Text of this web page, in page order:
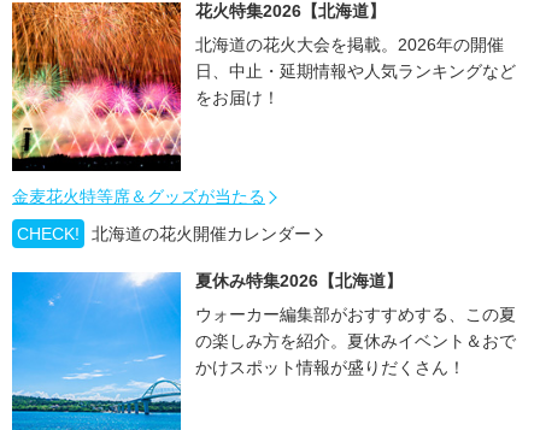
花火特集2026【北海道】
北海道の花火大会を掲載。2026年の開催
日、中止・延期情報や人気ランキングなど
をお届け！
金麦花火特等席＆グッズが当たる
CHECK!
北海道の花火開催カレンダー
夏休み特集2026【北海道】
ウォーカー編集部がおすすめする、この夏
の楽しみ方を紹介。夏休みイベント＆おで
かけスポット情報が盛りだくさん！